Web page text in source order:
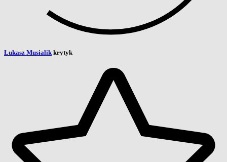
Łukasz Musialik krytyk